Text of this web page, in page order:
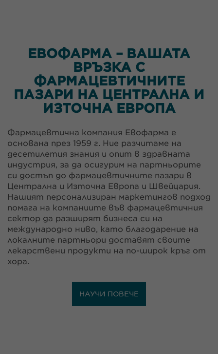
ЕВОФАРМА – ВАШАТА
ВРЪЗКА С
ФАРМАЦЕВТИЧНИТЕ
ПАЗАРИ НА ЦЕНТРАЛНА И
ИЗТОЧНА ЕВРОПА
Фармацевтична компания Евофарма e
основана през 1959 г. Ние разчитаме на
десетилетия знания и опит в здравната
индустрия, за да осигурим на партньорите
си достъп до фармацевтичните пазари в
Централна и Източна Европа и Швейцария.
Нашият персонализиран маркетингов подход
помага на компаниите във фармацевтичния
сектор да разширят бизнеса си на
международно ниво, като благодарение на
локалните партньори доставят своите
лекарствени продукти на по-широк кръг от
хора.
НАУЧИ ПОВЕЧЕ